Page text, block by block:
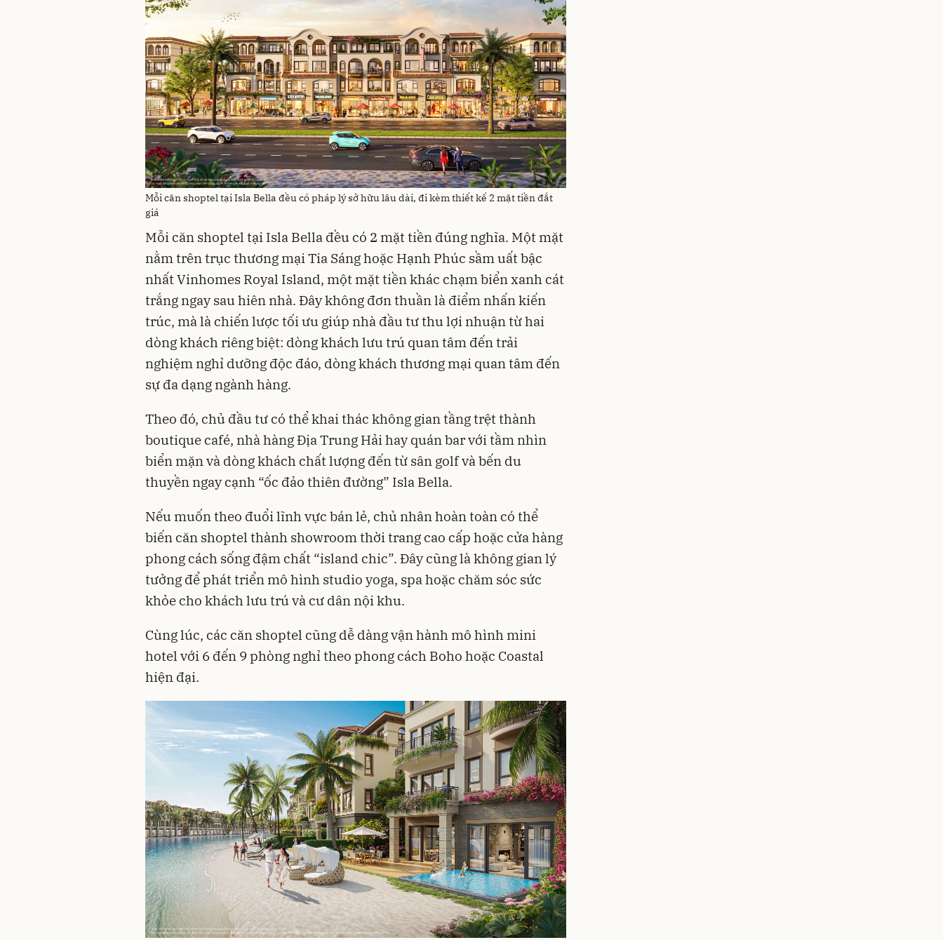
Mỗi căn shoptel tại Isla Bella đều có pháp lý sở hữu lâu dài, đi kèm thiết kế 2 mặt tiền đắt
giá
Mỗi căn shoptel tại Isla Bella đều có 2 mặt tiền đúng nghĩa. Một mặt
nằm trên trục thương mại Tia Sáng hoặc Hạnh Phúc sầm uất bậc
nhất Vinhomes Royal Island, một mặt tiền khác chạm biển xanh cát
trắng ngay sau hiên nhà. Đây không đơn thuần là điểm nhấn kiến
trúc, mà là chiến lược tối ưu giúp nhà đầu tư thu lợi nhuận từ hai
dòng khách riêng biệt: dòng khách lưu trú quan tâm đến trải
nghiệm nghỉ dưỡng độc đáo, dòng khách thương mại quan tâm đến
sự đa dạng ngành hàng.
Theo đó, chủ đầu tư có thể khai thác không gian tầng trệt thành
boutique café, nhà hàng Địa Trung Hải hay quán bar với tầm nhìn
biển mặn và dòng khách chất lượng đến từ sân golf và bến du
thuyền ngay cạnh “ốc đảo thiên đường” Isla Bella.
Nếu muốn theo đuổi lĩnh vực bán lẻ, chủ nhân hoàn toàn có thể
biến căn shoptel thành showroom thời trang cao cấp hoặc cửa hàng
phong cách sống đậm chất “island chic”. Đây cũng là không gian lý
tưởng để phát triển mô hình studio yoga, spa hoặc chăm sóc sức
khỏe cho khách lưu trú và cư dân nội khu.
Cùng lúc, các căn shoptel cũng dễ dàng vận hành mô hình mini
hotel với 6 đến 9 phòng nghỉ theo phong cách Boho hoặc Coastal
hiện đại.